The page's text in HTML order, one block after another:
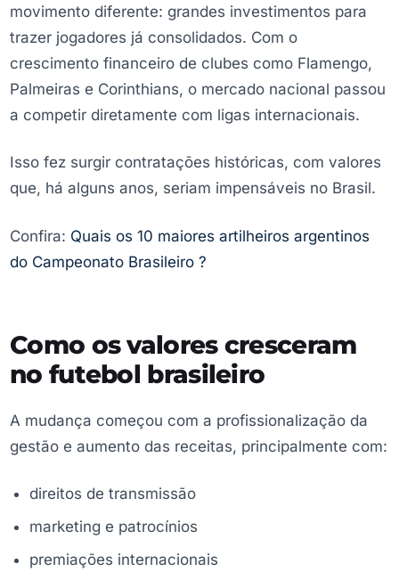
movimento diferente: grandes investimentos para
trazer jogadores já consolidados. Com o
crescimento financeiro de clubes como Flamengo,
Palmeiras e Corinthians, o mercado nacional passou
a competir diretamente com ligas internacionais.
Isso fez surgir contratações históricas, com valores
que, há alguns anos, seriam impensáveis no Brasil.
Confira: Quais os 10 maiores artilheiros argentinos
do Campeonato Brasileiro ?
Como os valores cresceram
no futebol brasileiro
A mudança começou com a profissionalização da
gestão e aumento das receitas, principalmente com:
direitos de transmissão
marketing e patrocínios
premiações internacionais